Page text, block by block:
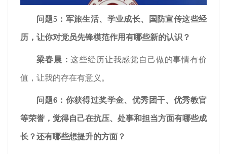
问题5：军旅生活、学业成长、国防宣传这些经
历，让你对党员先锋模范作用有哪些新的认识？
梁春晨 ：这些经历让我感觉自己做的事情有价
值，让我的存在有意义。
问题6：你获得过奖学金、优秀团干、优秀教官
等荣誉，觉得自己在抗压、处事和担当方面有哪些成
长？还有哪些想提升的方面？